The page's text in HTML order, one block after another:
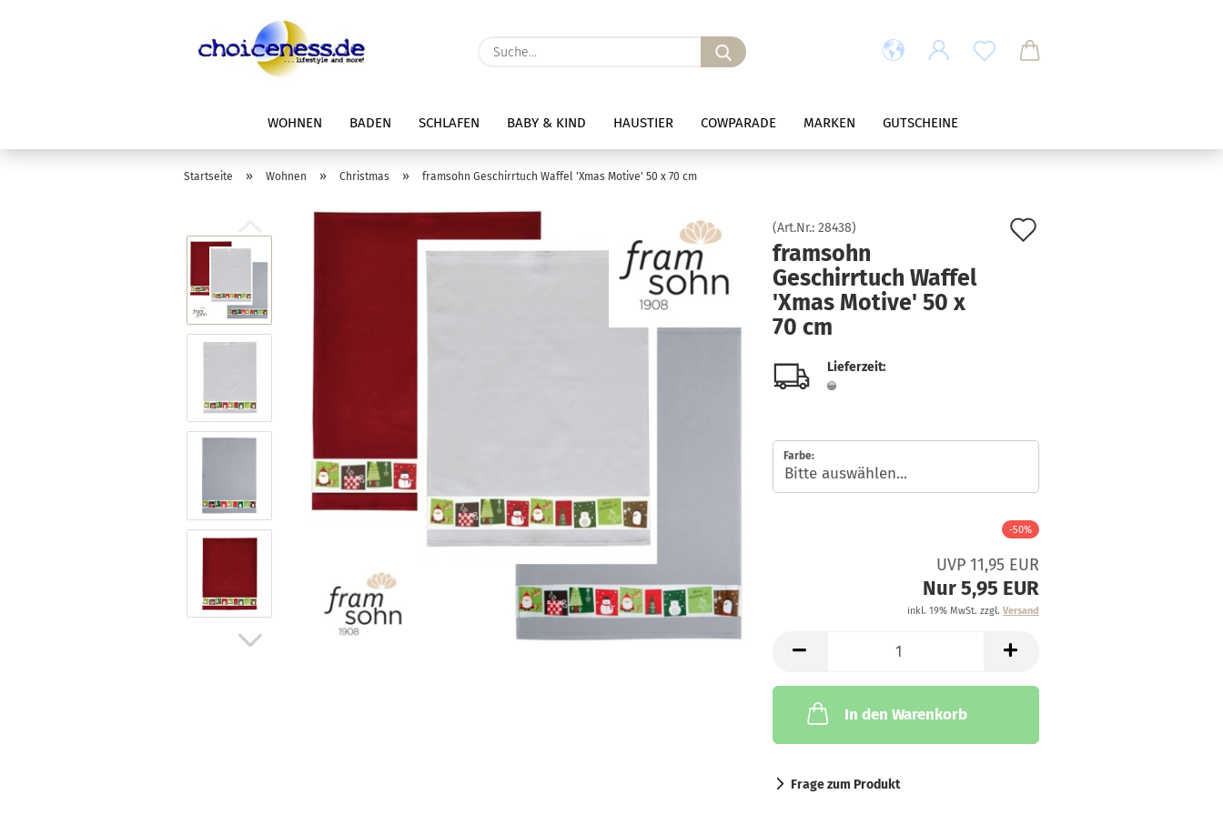
Suche...
WOHNEN BADEN SCHLAFEN BABY & KIND HAUSTIER COWPARADE MARKEN GUTSCHEINE
Startseite » Wohnen » Christmas » framsohn Geschirrtuch Waffel 'Xmas Motive' 50 x 70 cm
(Art.Nr.: 28438)
framsohn
Geschirrtuch Waffel
'Xmas Motive' 50 x
70 cm
Lieferzeit:
Farbe:
-50%
UVP 11,95 EUR
Nur 5,95 EUR
inkl. 19% MwSt. zzgl. Versand
In den Warenkorb
Frage zum Produkt